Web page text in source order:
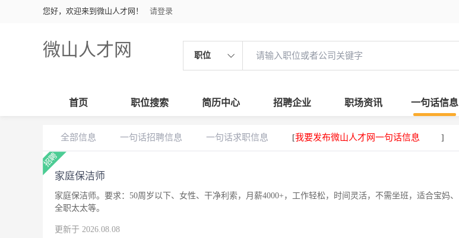
您好，欢迎来到微山人才网！ 请登录
微山人才网 职位
首页 职位搜索 简历中心 招聘企业 职场资讯 一句话信息
全部信息 一句话招聘信息 一句话求职信息 [我要发布微山人才网一句话信息 ]
家庭保洁师
家庭保洁师。要求：50周岁以下、女性、干净利索，月薪4000+，工作轻松，时间灵活，不需坐班，适合宝妈、
全职太太等。
更新于 2026.08.08